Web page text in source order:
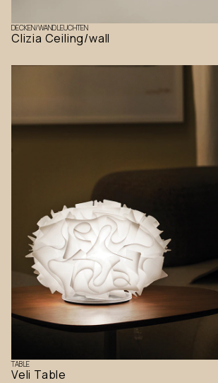
DECKEN/WANDLEUCHTEN
Clizia Ceiling/wall
TABLE
Veli Table